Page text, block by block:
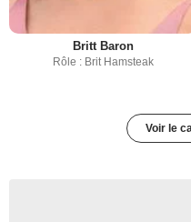
Britt Baron
Rôle : Brit Hamsteak
Voir le